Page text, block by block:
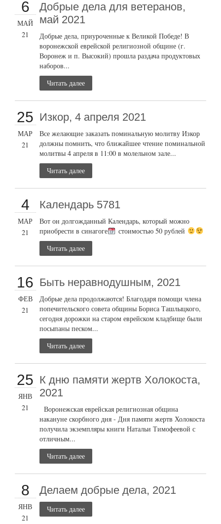
6
МАЙ
21
Добрые дела для ветеранов,
май 2021
Добрые дела, приуроченные к Великой Победе! В
воронежской еврейской религиозной общине (г.
Воронеж и п. Высокий) прошла раздача продуктовых
наборов...
Читать далее
25
МАР
21
Изкор, 4 апреля 2021
Все желающие заказать поминальную молитву Изкор
должны помнить, что ближайшее чтение поминальной
молитвы 4 апреля в 11:00 в молельном зале...
Читать далее
4
МАР
21
Календарь 5781
Вот он долгожданный Календарь, который можно
приобрести в синагоге
стоимостью 50 рублей
Читать далее
16
ФЕВ
21
Быть неравнодушным, 2021
Добрые дела продолжаются! Благодаря помощи члена
попечительского совета общины Бориса Ташлыцкого,
сегодня дорожки на старом еврейском кладбище были
посыпаны песком...
Читать далее
25
ЯНВ
21
К дню памяти жертв Холокоста,
2021
Воронежская еврейская религиозная община
накануне скорбного дня - Дня памяти жертв Холокоста
получила экземпляры книги Натальи Тимофеевой с
отличным...
Читать далее
8
ЯНВ
21
Делаем добрые дела, 2021
Читать далее